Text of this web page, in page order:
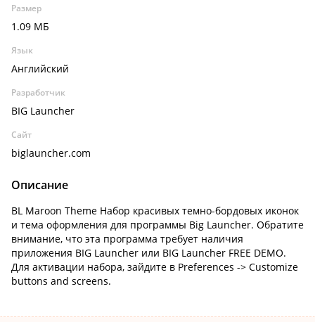
Размер
1.09 МБ
Язык
Английский
Разработчик
BIG Launcher
Сайт
biglauncher.com
Описание
BL Maroon Theme Набор красивых темно-бордовых иконок
и тема оформления для программы Big Launcher. Обратите
внимание, что эта программа требует наличия
приложения BIG Launcher или BIG Launcher FREE DEMO.
Для активации набора, зайдите в Preferences -> Customize
buttons and screens.